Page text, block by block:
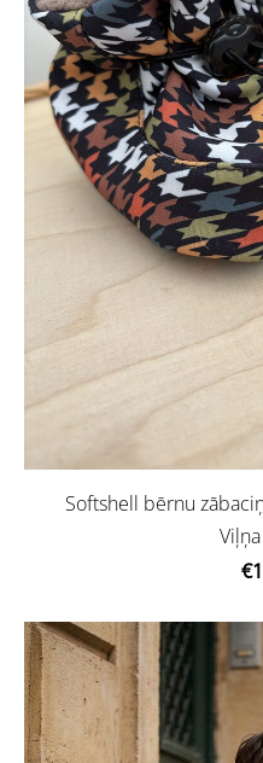
Softshell bērnu